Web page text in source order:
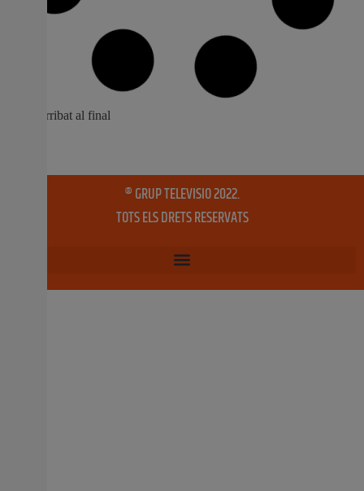
La Conselleria d’Educació s’amaga
davant els impagaments del Pla
Edificant a Manises
El conseller Rovira deixa plantada a la comunitat
educativa de Manises enfront de l’amenaça de la
paralització de les obres per impagaments de la
la seua pròpia convocatòria de